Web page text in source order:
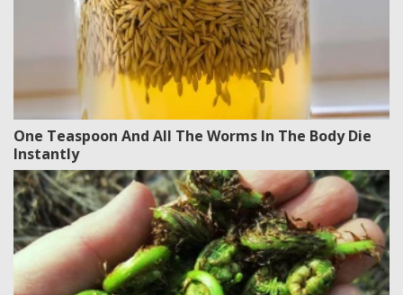
One Teaspoon And All The Worms In The Body Die
Instantly